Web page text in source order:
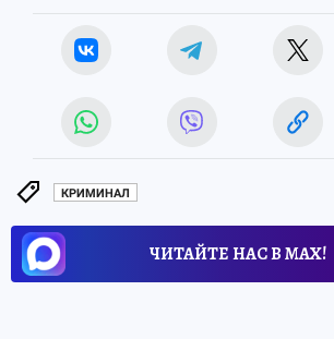
КРИМИНАЛ
ЧИТАЙТЕ НАС В МАХ!